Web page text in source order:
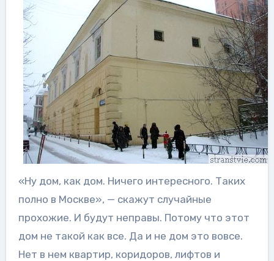
«Ну дом, как дом. Ничего интересного. Таких
полно в Москве», — скажут случайные
прохожие. И будут неправы. Потому что этот
дом не такой как все. Да и не дом это вовсе.
Нет в нем квартир, коридоров, лифтов и